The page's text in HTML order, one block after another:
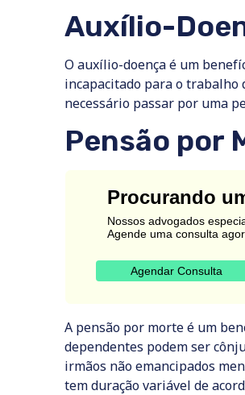
Auxílio-
O auxílio-doença é um
incapacitado para o trabalho
necessário passar por uma
Pensão por
Procurando
Nossos advogados
Agende uma consulta
Agendar Consulta
A pensão por morte é um
dependentes podem ser
irmãos não emancipados
tem duração variável de